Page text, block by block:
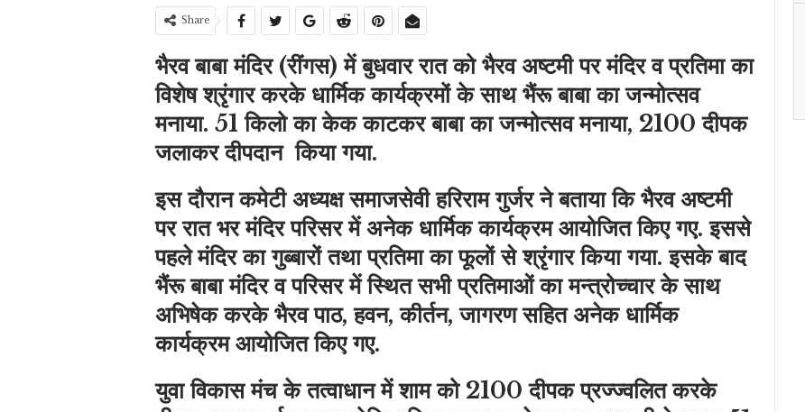
Share
भैरव बाबा मंदिर (रींगस) में बुधवार रात को भैरव अष्टमी पर मंदिर व प्रतिमा का
विशेष श्रृंगार करके धार्मिक कार्यक्रमों के साथ भैंरू बाबा का जन्मोत्सव
मनाया. 51 किलो का केक काटकर बाबा का जन्मोत्सव मनाया, 2100 दीपक
जलाकर दीपदान ​​​​​​​ किया गया.
इस दौरान कमेटी अध्यक्ष समाजसेवी हरिराम गुर्जर ने बताया कि भैरव अष्टमी
पर रात भर मंदिर परिसर में अनेक धार्मिक कार्यक्रम आयोजित किए गए. इससे
पहले मंदिर का गुब्बारों तथा प्रतिमा का फूलों से श्रृंगार किया गया. इसके बाद
भैंरू बाबा मंदिर व परिसर में स्थित सभी प्रतिमाओं का मन्त्रोच्चार के साथ
अभिषेक करके भैरव पाठ, हवन, कीर्तन, जागरण सहित अनेक धार्मिक
कार्यक्रम आयोजित किए गए.
युवा विकास मंच के तत्वाधान में शाम को 2100 दीपक प्रज्ज्वलित करके